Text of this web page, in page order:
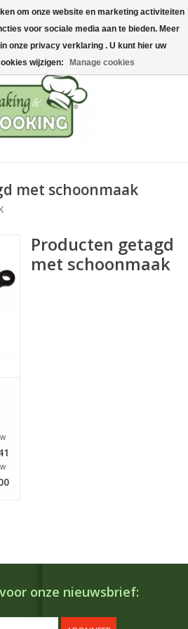
met schoonmaak
Producten getagd
met schoonmaak
onze nieuwsbrief:
om onze website en marketing activiteiten
voor sociale media aan te bieden. Meer
onze privacy verklaring . U kunt hier uw
wijzigen:
Manage cookies